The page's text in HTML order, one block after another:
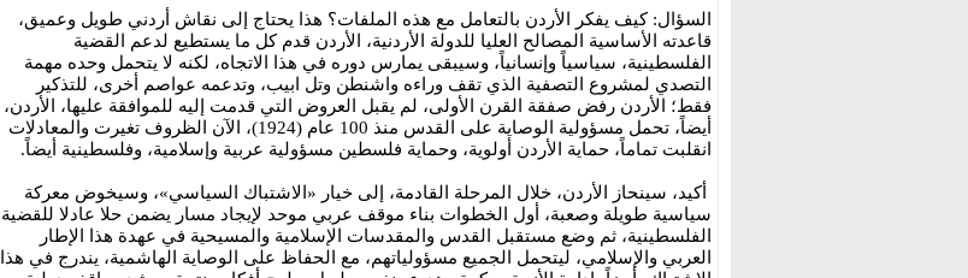
‏السؤال: كيف يفكر الأردن بالتعامل مع هذه الملفات؟ هذا يحتاج إلى نقاش أردني طويل وعميق،
قاعدته الأساسية المصالح العليا للدولة الأردنية، الأردن قدم كل ما يستطيع لدعم القضية
الفلسطينية، سياسياً وإنسانياً، وسيبقى يمارس دوره في هذا الاتجاه، لكنه لا يتحمل وحده مهمة
التصدي لمشروع التصفية الذي تقف وراءه واشنطن وتل ابيب، وتدعمه عواصم أخرى، للتذكير
فقط؛ الأردن رفض صفقة القرن الأولى، لم يقبل العروض التي قدمت إليه للموافقة عليها، الأردن،
أيضاً، تحمل مسؤولية الوصاية على القدس منذ 100 عام (1924)، الآن الظروف تغيرت والمعادلات
انقلبت تماماً، حماية الأردن أولوية، وحماية فلسطين مسؤولية عربية وإسلامية، وفلسطينية أيضاً.
‏أكيد، سينحاز الأردن، خلال المرحلة القادمة، إلى خيار «الاشتباك السياسي»، وسيخوض معركة
سياسية طويلة وصعبة، أول الخطوات بناء موقف عربي موحد لإيجاد مسار يضمن حلا عادلا للقضية
الفلسطينية، ثم وضع مستقبل القدس والمقدسات الإسلامية والمسيحية في عهدة هذا الإطار
العربي والإسلامي، ليتحمل الجميع مسؤولياتهم، مع الحفاظ على الوصاية الهاشمية، يندرج في هذا